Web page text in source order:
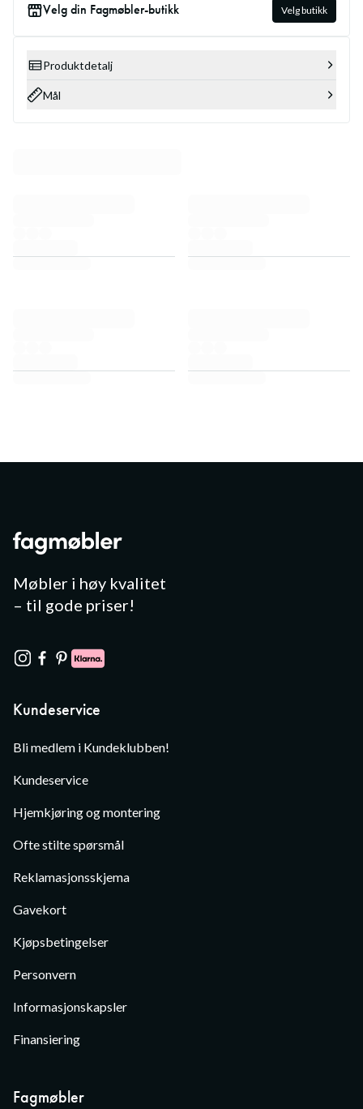
Velg din Fagmøbler-butikk Velg butikk
Produktdetalj
Mål
Møbler i høy kvalitet
– til gode priser!
Kundeservice
Bli medlem i Kundeklubben!
Kundeservice
Hjemkjøring og montering
Ofte stilte spørsmål
Reklamasjonsskjema
Gavekort
Kjøpsbetingelser
Personvern
Informasjonskapsler
Finansiering
Fagmøbler